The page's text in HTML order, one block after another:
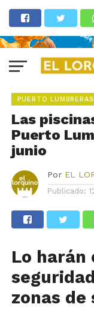
PUERTO LUMBRERAS
Las
Puerto
junio
Por EL
Publicado:
Lo harán
zonas de